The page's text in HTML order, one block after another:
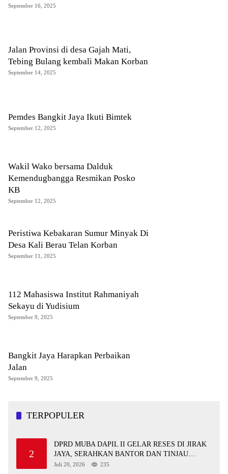
September 16, 2025
Jalan Provinsi di desa Gajah Mati,
Tebing Bulang kembali Makan Korban
September 14, 2025
Pemdes Bangkit Jaya Ikuti Bimtek
September 12, 2025
Wakil Wako bersama Dalduk
Kemendugbangga Resmikan Posko
KB
September 12, 2025
Peristiwa Kebakaran Sumur Minyak Di
Desa Kali Berau Telan Korban
September 11, 2025
112 Mahasiswa Institut Rahmaniyah
Sekayu di Yudisium
September 9, 2025
Bangkit Jaya Harapkan Perbaikan
Jalan
September 9, 2025
TERPOPULER
2
DPRD MUBA DAPIL II GELAR RESES DI JIRAK
JAYA, SERAHKAN BANTOR DAN TINJAU
JALAN RUSAK SERTA TPS 3R
Juli 20, 2026 235